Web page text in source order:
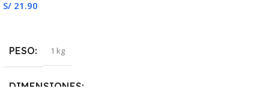
S/ 21.90
PESO 1 kg
DIMENSIONES